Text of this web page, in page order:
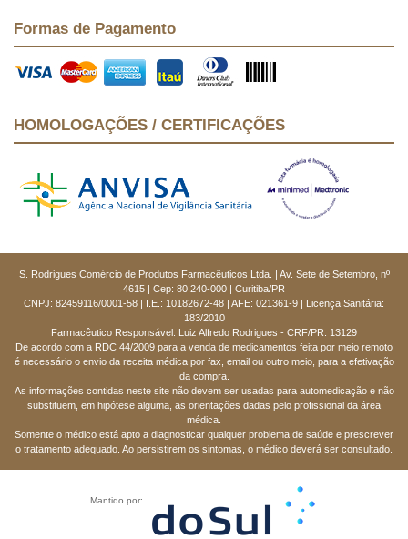
Formas de Pagamento
HOMOLOGAÇÕES / CERTIFICAÇÕES
S. Rodrigues Comércio de Produtos Farmacêuticos Ltda. | Av. Sete de Setembro, nº
4615 | Cep: 80.240-000 | Curitiba/PR
CNPJ: 82459116/0001-58 | I.E.: 10182672-48 | AFE: 021361-9 | Licença Sanitária:
183/2010
Farmacêutico Responsável: Luiz Alfredo Rodrigues - CRF/PR: 13129
De acordo com a RDC 44/2009 para a venda de medicamentos feita por meio remoto
é necessário o envio da receita médica por fax, email ou outro meio, para a efetivação
da compra.
As informações contidas neste site não devem ser usadas para automedicação e não
substituem, em hipótese alguma, as orientações dadas pelo profissional da área
médica.
Somente o médico está apto a diagnosticar qualquer problema de saúde e prescrever
o tratamento adequado. Ao persistirem os sintomas, o médico deverá ser consultado.
Mantido por: